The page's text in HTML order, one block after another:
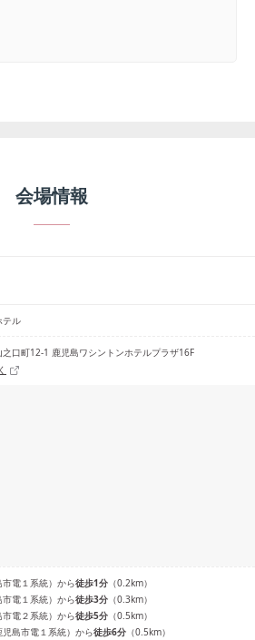
会場情報
テル
口町12-1 鹿児島ワシントンホテルプラザ16F
市電１系統） から徒歩1分 （0.2km）
市電１系統） から徒歩3分 （0.3km）
市電２系統） から徒歩5分 （0.5km）
児島市電１系統） から徒歩6分 （0.5km）